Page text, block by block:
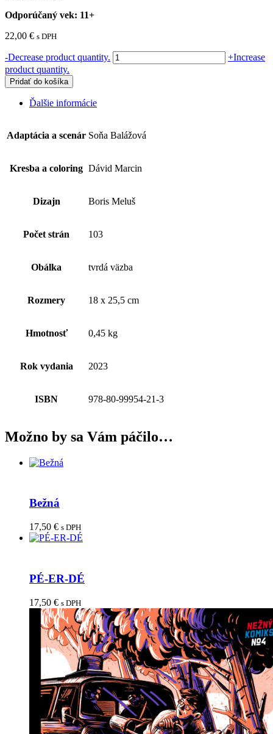
Odporúčaný vek: 11+
22,00 € s DPH
-Decrease product quantity. množstvo
Dozvedela
+Increase
product quantity.
Pridať do košíka
Ďalšie informácie
Adaptácia a scenár Soňa Balážová
Kresba a coloring Dávid Marcin
Dizajn Boris Meluš
Počet strán 103
Obálka tvrdá väzba
Rozmery 18 x 25,5 cm
Hmotnosť 0,45 kg
Rok vydania 2023
ISBN 978-80-99954-21-3
Možno by sa Vám páčilo…
Bežná
17,50 € s DPH
PÉ-ER-DÉ
17,50 € s DPH